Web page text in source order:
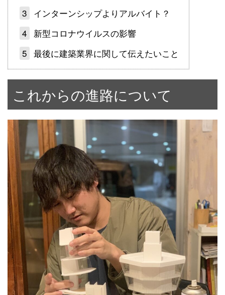
3 インターンシップよりアルバイト？
4 新型コロナウイルスの影響
5 最後に建築業界に関して伝えたいこと
これからの進路について